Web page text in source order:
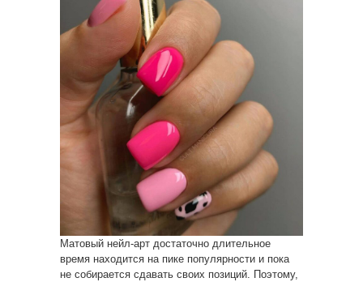
Матовый нейл-арт достаточно длительное
время находится на пике популярности и пока
не собирается сдавать своих позиций. Поэтому,